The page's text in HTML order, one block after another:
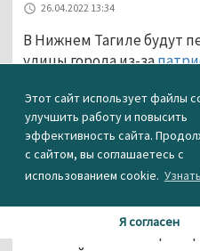
Этот сайт использует файлы
улучшить работу и повысить
эффективность сайта.
с сайтом, вы соглашаетесь с
использованием cookie.
Я согласен
26.04.2022 13:34
В Нижнем Тагиле будут
улицы города из-за
Напомним, бесплатный
музыкально-
Россию» (12+) пройдёт 3
Нижнетагильским
Соответствующее
города сегодня
На сцене выступят рок-
«Смысловых